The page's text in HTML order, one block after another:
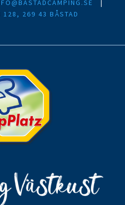
|
128, 269 43 BÅSTAD